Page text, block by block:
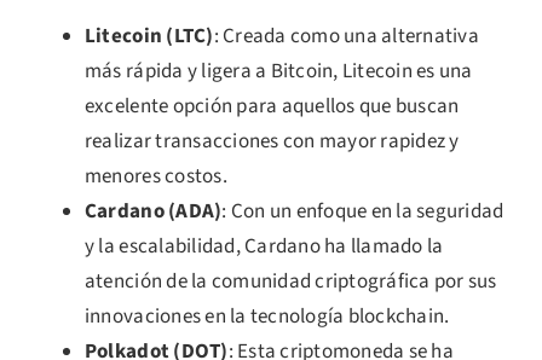
Litecoin (LTC): Creada como una alternativa
más rápida y ligera a Bitcoin, Litecoin es una
excelente opción para aquellos que buscan
realizar transacciones con mayor rapidez y
menores costos.
Cardano (ADA): Con un enfoque en la seguridad
y la escalabilidad, Cardano ha llamado la
atención de la comunidad criptográfica por sus
innovaciones en la tecnología blockchain.
Polkadot (DOT): Esta criptomoneda se ha